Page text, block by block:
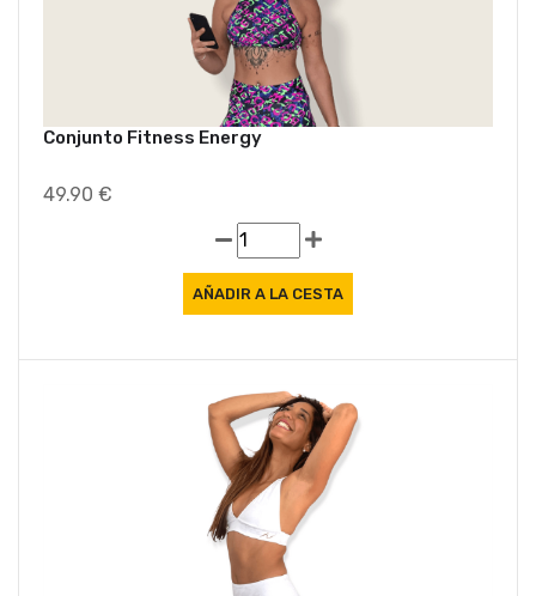
Conjunto Fitness Energy
49.90 €